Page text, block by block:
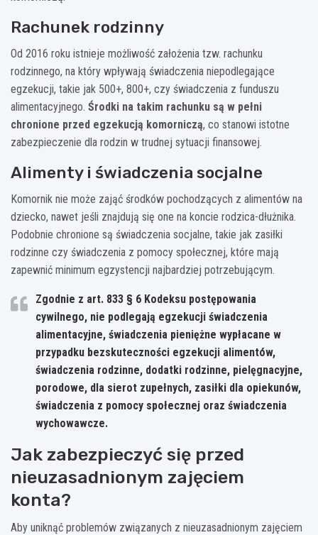
Rachunek rodzinny
Od 2016 roku istnieje możliwość założenia tzw. rachunku
rodzinnego, na który wpływają świadczenia niepodlegające
egzekucji, takie jak 500+, 800+, czy świadczenia z funduszu
alimentacyjnego. Środki na takim rachunku są w pełni
chronione przed egzekucją komorniczą, co stanowi istotne
zabezpieczenie dla rodzin w trudnej sytuacji finansowej.
Alimenty i świadczenia socjalne
Komornik nie może zająć środków pochodzących z alimentów na
dziecko, nawet jeśli znajdują się one na koncie rodzica-dłużnika.
Podobnie chronione są świadczenia socjalne, takie jak zasiłki
rodzinne czy świadczenia z pomocy społecznej, które mają
zapewnić minimum egzystencji najbardziej potrzebującym.
Zgodnie z art. 833 § 6 Kodeksu postępowania
cywilnego, nie podlegają egzekucji świadczenia
alimentacyjne, świadczenia pieniężne wypłacane w
przypadku bezskuteczności egzekucji alimentów,
świadczenia rodzinne, dodatki rodzinne, pielęgnacyjne,
porodowe, dla sierot zupełnych, zasiłki dla opiekunów,
świadczenia z pomocy społecznej oraz świadczenia
wychowawcze.
Jak zabezpieczyć się przed
nieuzasadnionym zajęciem
konta?
Aby uniknąć problemów związanych z nieuzasadnionym zajęciem